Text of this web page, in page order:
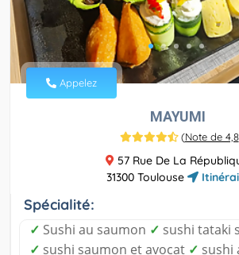
Appelez
MAYUMI
(Note de 4,8
57 Rue De La
31300 Toulouse
Spécialité:
✓ Sushi au saumon ✓ sushi tataki
✓ sushi saumon et avocat ✓ sushi